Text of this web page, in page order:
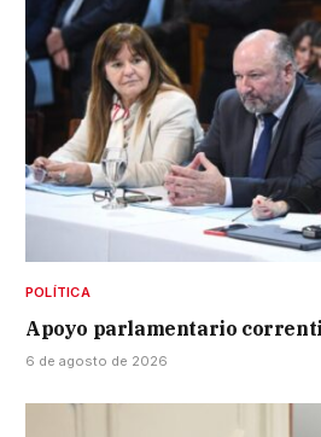
POLÍTICA
Apoyo parlamentario
6 de agosto de 2026